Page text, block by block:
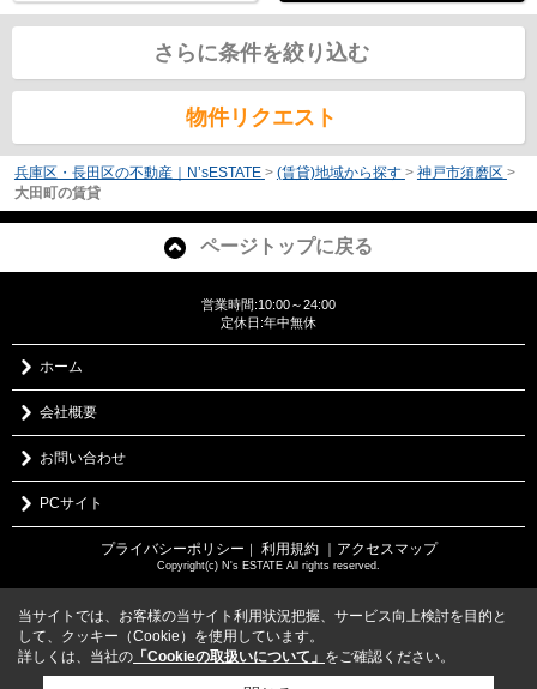
さらに条件を絞り込む
物件リクエスト
兵庫区・長田区の不動産｜N’sESTATE > (賃貸)地域から探す > 神戸市須磨区 >
大田町の賃貸
ページトップに戻る
営業時間:10:00～24:00
定休日:年中無休
ホーム
会社概要
お問い合わせ
PCサイト
プライバシーポリシー ｜ 利用規約 ｜アクセスマップ
Copyright(c) N's ESTATE All rights reserved.
当サイトでは、お客様の当サイト利用状況把握、サービス向上検討を目的と
して、クッキー（Cookie）を使用しています。
詳しくは、当社の 「Cookieの取扱いについて」 をご確認ください。